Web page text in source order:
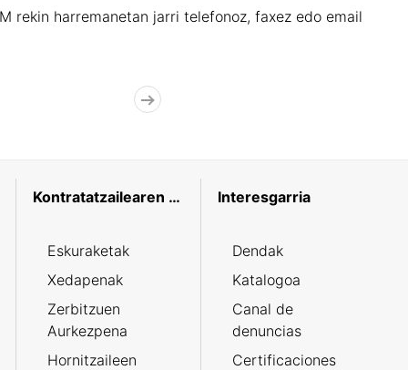
rekin harremanetan jarri telefonoz, faxez edo email
Kontratatzailearen profila
Eskuraketak
Xedapenak
Zerbitzuen
Aurkezpena
Hornitzaileen
Interesgarria
Dendak
Katalogoa
Canal de
denuncias
Certificaciones